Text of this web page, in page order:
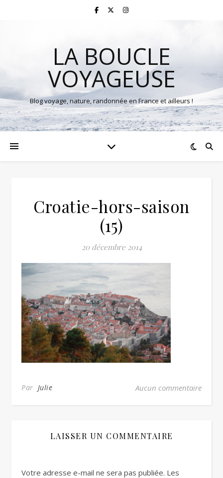
LA BOUCLE
VOYAGEUSE
Blog voyage, nature, randonnée en France et ailleurs !
Croatie-hors-saison
(15)
20 décembre 2014
Par Julie Aucun commentaire
LAISSER UN COMMENTAIRE
Votre adresse e-mail ne sera pas publiée. Les